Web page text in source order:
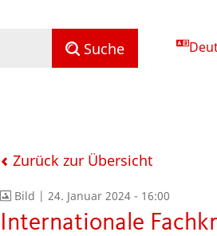
Suche
Zurück zur Übersicht
Bild |24. Januar 2024 - 16:00
Internationale